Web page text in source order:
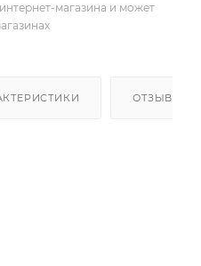
магазина и может
ОТЗЫВЫ